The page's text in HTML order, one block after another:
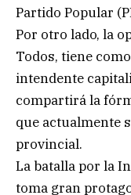
Partido Popular
Por otro lado, la
Todos, tiene
intendente
compartirá la
que actualmente
provincial.
La batalla por la
toma gran